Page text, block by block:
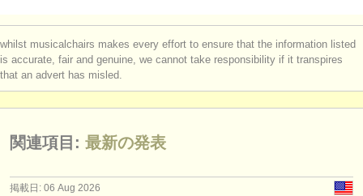
音楽学校
ユース オーケストラ
お問い合わせ
rss feeds
盗まれた楽器: トランペット
whilst musicalchairs makes every effort to ensure that the information listed
is accurate, fair and genuine, we cannot take responsibility if it transpires
that an advert has misled.
関連項目: 最新の発表
掲載日: 06 Aug 2026